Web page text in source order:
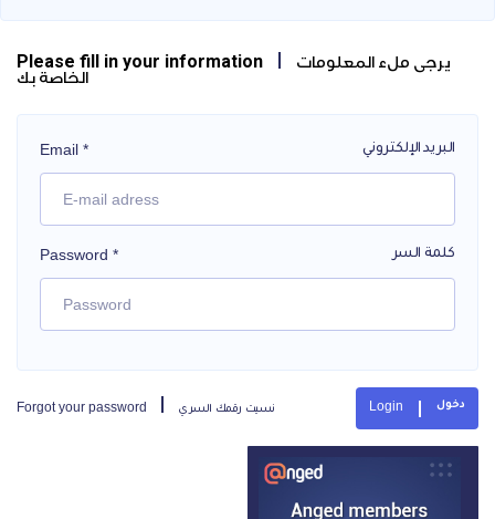
Please fill in your information يرجى ملء المعلومات
الخاصة بك
Email * البريد الإلكتروني
Password * كلمة السر
Forgot your password نسيت رقمك السري Login دخول